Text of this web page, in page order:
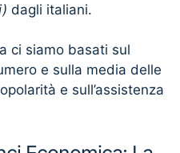
dagli italiani.
ci siamo basati sul
e sulla media delle
e sull’assistenza